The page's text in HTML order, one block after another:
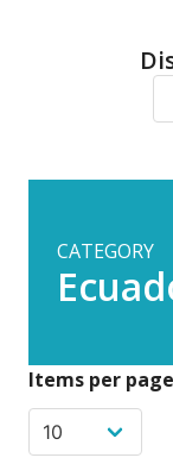
CATEGORY
Items per page